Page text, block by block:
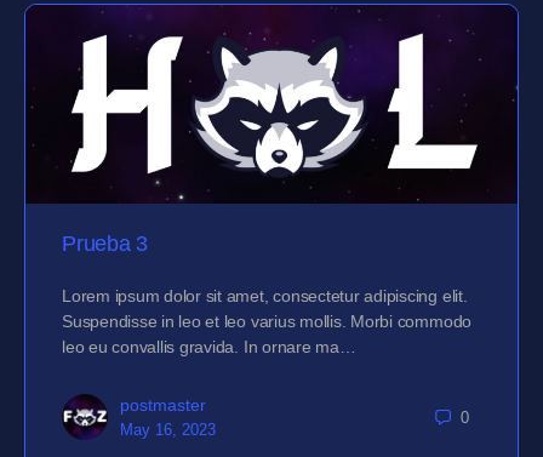
Prueba 3
Lorem ipsum dolor sit amet, consectetur adipiscing elit.
Suspendisse in leo et leo varius mollis. Morbi commodo
leo eu convallis gravida. In ornare ma…
postmaster
May 16, 2023
0